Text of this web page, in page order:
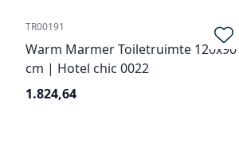
TR00191
Warm Marmer Toiletruimte 120x90
cm | Hotel chic 0022
1.824,64